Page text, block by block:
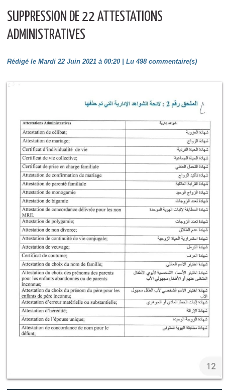
SUPPRESSION DE 22 ATTESTATIONS
ADMINISTRATIVES
Rédigé le Mardi 22 Juin 2021 à 00:20 | Lu 498 commentaire(s)